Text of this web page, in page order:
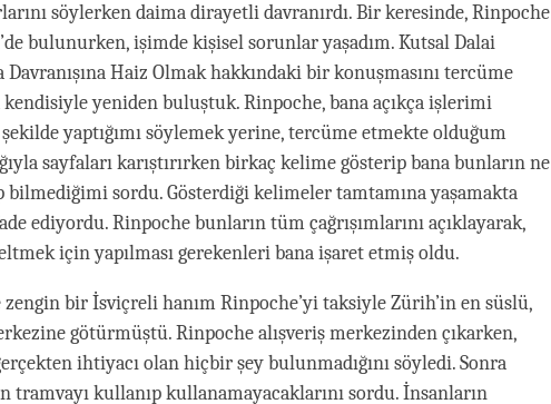
söylerken daima dirayetli davranırdı. Bir keresinde, Rinpoche
bulunurken, işimde kişisel sorunlar yaşadım. Kutsal Dalai
Davranışına Haiz Olmak hakkındaki bir konuşmasını tercüme
kendisiyle yeniden buluştuk. Rinpoche, bana açıkça işlerimi
yaptığımı söylemek yerine, tercüme etmekte olduğum
sayfaları karıştırırken birkaç kelime gösterip bana bunların ne
sordu. Gösterdiği kelimeler tamtamına yaşamakta
ediyordu. Rinpoche bunların tüm çağrışımlarını açıklayarak,
için yapılması gerekenleri bana işaret etmiş oldu.
zengin bir İsviçreli hanım Rinpoche’yi taksiyle Zürih’in en süslü,
götürmüştü. Rinpoche alışveriş merkezinden çıkarken,
ihtiyacı olan hiçbir şey bulunmadığını söyledi. Sonra
tramvayı kullanıp kullanamayacaklarını sordu. İnsanların